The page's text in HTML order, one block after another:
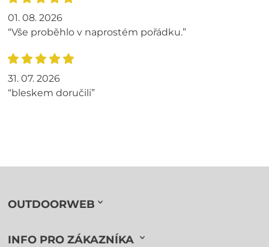
01. 08. 2026
“Vše proběhlo v naprostém pořádku.”
31. 07. 2026
“bleskem doručili”
OUTDOORWEB
INFO PRO ZÁKAZNÍKA